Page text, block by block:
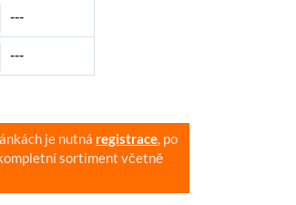
---
---
je nutná registrace, po
sortiment včetně